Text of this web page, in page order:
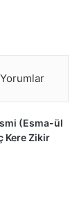
Yorumlar
(Esma-ül
Kere Zikir